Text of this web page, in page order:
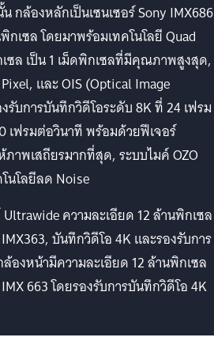
กล้องหลักเป็นเซนเซอร์ Sony IMX686
กเซล โดยมาพร้อมเทคโนโลยี Quad
ซล เป็น 1 เม็ดพิกเซลที่มีคุณภาพสูงสุด,
และ OIS (Optical Image
รับการบันทึกวิดีโอระดับ 8K ที่ 24 เฟรม
เฟรมต่อวินาที พร้อมด้วยฟีเจอร์
ภาพเสถียรมากที่สุด, ระบบไมค์ OZO
นโลยีลด Noise
ความละเอียด 12 ล้านพิกเซล
บันทึกวิดีโอ 4K และรองรับการ
องหน้ามีความละเอียด 12 ล้านพิกเซล
663 โดยรองรับการบันทึกวิดีโอ 4K